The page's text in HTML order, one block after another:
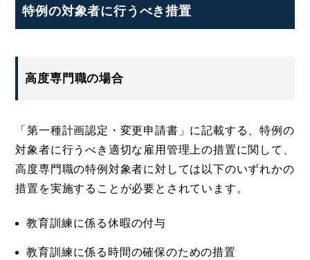
特例の対象者に行うべき措置
高度専門職の場合
「第一種計画認定・変更申請書」に記載する、特例の
対象者に行うべき適切な雇用管理上の措置に関して、
高度専門職の特例対象者に対しては以下のいずれかの
措置を実施することが必要とされています。
教育訓練に係る休暇の付与
教育訓練に係る時間の確保のための措置